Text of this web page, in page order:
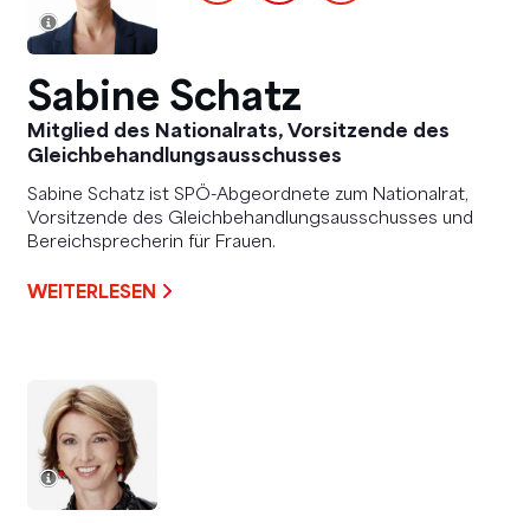
Sabine Schatz
Mitglied des Nationalrats, Vorsitzende des
Gleichbehandlungsausschusses
Sabine Schatz ist SPÖ-Abgeordnete zum Nationalrat,
Vorsitzende des Gleichbehandlungsausschusses und
Bereichsprecherin für Frauen.
WEITERLESEN